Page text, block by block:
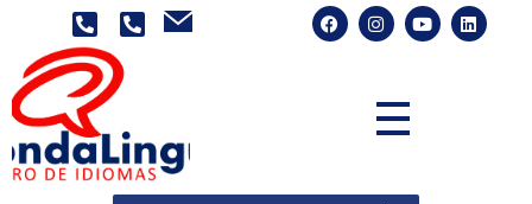
sitio
web
incluye
un
sistema